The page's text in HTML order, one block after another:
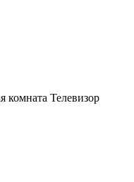
комната Телевизор